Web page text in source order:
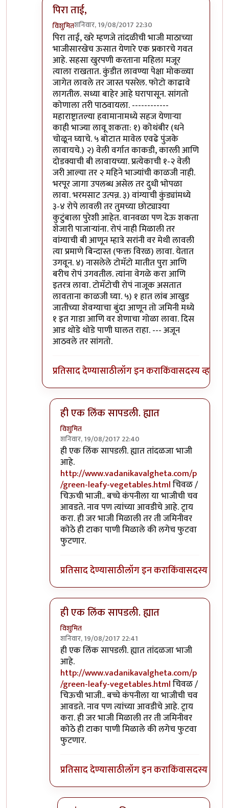
पिरा ताई,
विशुमितशनिवार, 19/08/2017 22:30
In reply toअरे वा! अशा अजुन कोणत्याbyपिलीयन
पिरा ताई, खरे म्हणजे तांदळीची भाजी माठाच्या
भाजीसारखेच ऊसात येणारे एक प्रकारचे गवत
आहे. सहसा खुरपणी करताना महिला मजूर
त्याला राखतात. कुंडीत लावण्या पेक्षा मोकळ्या
जागेत लावले तर जास्त पसरेल. फोटो काढावे
लागतील. सध्या बाहेर आहे घरापासून. सांगतो
कोणाला तरी पाठवायला. ------------
महाराष्ट्रातल्या हवामानामध्ये सहज येणाऱ्या
काही भाज्या लावू शकता: १) कोथंबीर (धने
चोळून घ्याचे. ५ बोटात मावेल एवढे पुंजके
लावायचे.) २) वेली वर्गात काकडी, कारली आणि
दोडक्याची बी लावायच्या. प्रत्येकाची १-२ वेली
जरी आल्या तर २ महिने भाज्यांची काळजी नाही.
भरपूर जागा उपलब्ध असेल तर दुधी भोपळा
लावा. भरमसाट उत्पन्न. ३) वांग्याची कुंड्यांमध्ये
३-४ रोपे लावली तर तुमच्या छोट्याश्या
कुटुंबाला पुरेशी आहेत. वानवळा पण देऊ शकता
शेजारी पाजाऱ्यांना. रोपं नाही मिळाली तर
वांग्याची बी आणून म्हात्रे सरांनी वर मेथी लावली
त्या प्रमाणे बिन्दास्त (फक्त विरळ) लावा. येतात
उगवून. ४) नासलेले टोमॅटो मातीत पुरा आणि
बरीच रोपं उगवतील. त्यांना वेगळे करा आणि
इतरत्र लावा. टोमॅटोची रोपं नाजूक असतात
लावताना काळजी घ्या. ५) १ हात लांब आखुड
जातीच्या शेवग्याचा बुंदा आणून तो जमिनी मध्ये
१ इत गाडा आणि वर शेणाचा गोळा लावा. दिस
आड थोडे थोडे पाणी घालत राहा. --- अजून
आठवले तर सांगतो.
प्रतिसाद देण्यासाठीलॉग इन कराकिंवासदस्य व्हा
ही एक लिंक सापडली. ह्यात
विशुमित
शनिवार, 19/08/2017 22:40
In reply toपिरा ताई,byविशुमित
ही एक लिंक सापडली. ह्यात तांदळजा भाजी
आहे.
http://www.vadanikavalgheta.com/p
/green-leafy-vegetables.htmlचिवळ /
चिऊची भाजी.. बच्चे कंपनीला या भाजीची चव
आवडते. नाव पण त्यांच्या आवडीचे आहे. ट्राय
करा. ही जर भाजी मिळाली तर ती जमिनीवर
कोठे ही टाका पाणी मिळाले की लगेच फुटवा
फुटणार.
प्रतिसाद देण्यासाठीलॉग इन कराकिंवासदस्य व्हा
ही एक लिंक सापडली. ह्यात
विशुमित
शनिवार, 19/08/2017 22:41
In reply toपिरा ताई,byविशुमित
ही एक लिंक सापडली. ह्यात तांदळजा भाजी
आहे.
http://www.vadanikavalgheta.com/p
/green-leafy-vegetables.htmlचिवळ /
चिऊची भाजी.. बच्चे कंपनीला या भाजीची चव
आवडते. नाव पण त्यांच्या आवडीचे आहे. ट्राय
करा. ही जर भाजी मिळाली तर ती जमिनीवर
कोठे ही टाका पाणी मिळाले की लगेच फुटवा
फुटणार.
प्रतिसाद देण्यासाठीलॉग इन कराकिंवासदस्य व्हा